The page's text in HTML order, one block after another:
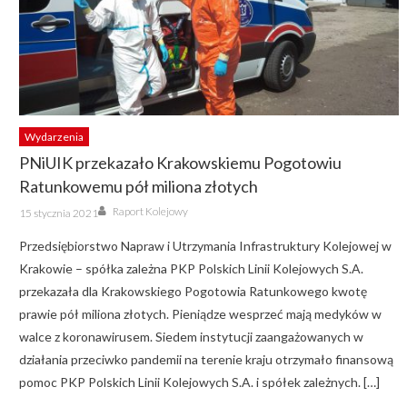
Wydarzenia
PNiUIK przekazało Krakowskiemu Pogotowiu
Ratunkowemu pół miliona złotych
Posted
on
15 stycznia 2021 Author
Raport Kolejowy
Przedsiębiorstwo Napraw i Utrzymania Infrastruktury Kolejowej w
Krakowie – spółka zależna PKP Polskich Linii Kolejowych S.A.
przekazała dla Krakowskiego Pogotowia Ratunkowego kwotę
prawie pół miliona złotych. Pieniądze wesprzeć mają medyków w
walce z koronawirusem. Siedem instytucji zaangażowanych w
działania przeciwko pandemii na terenie kraju otrzymało finansową
pomoc PKP Polskich Linii Kolejowych S.A. i spółek zależnych. […]